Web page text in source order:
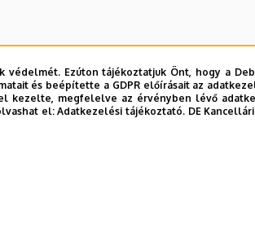
Ezúton tájékoztatjuk Önt, hogy a
és beépítette a GDPR előírásait az
kezelte, megfelelve az érvényben lévő
el:Adatkezelési tájékoztató. DE